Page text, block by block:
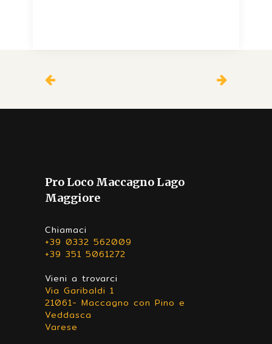
Pro Loco Maccagno Lago
Maggiore
Chiamaci
+39 0332 562009
+39 351 5061272
Vieni a trovarci
Via Garibaldi 1
21061- Maccagno con Pino e
Veddasca
Varese